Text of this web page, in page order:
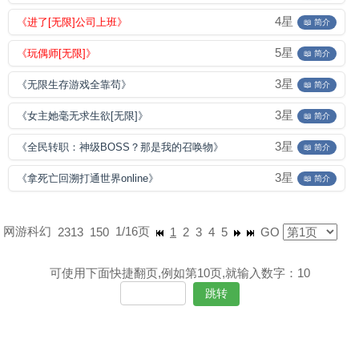
《进了[无限]公司上班》 4星 📖 简介
《玩偶师[无限]》 5星 📖 简介
《无限生存游戏全靠苟》 3星 📖 简介
《女主她毫无求生欲[无限]》 3星 📖 简介
《全民转职：神级BOSS？那是我的召唤物》 3星 📖 简介
《拿死亡回溯打通世界online》 3星 📖 简介
网游科幻 2313 150 1/16页 1 2 3 4 5 GO
可使用下面快捷翻页,例如第10页,就输入数字：10